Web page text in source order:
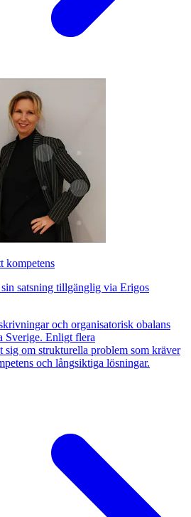
kompetens
satsning tillgänglig via Erigos
och organisatorisk obalans
Sverige. Enligt flera
sig om strukturella problem som kräver
och långsiktiga lösningar.